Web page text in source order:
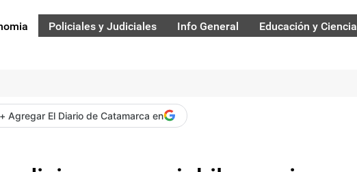
Policiales y Judiciales Info General Educación y Ciencia
+ Agregar El Diario de Catamarca en